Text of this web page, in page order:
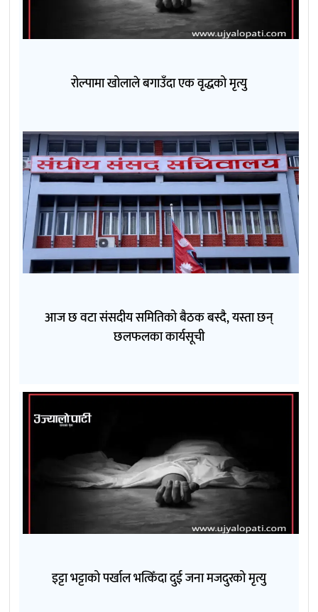
रोल्पामा खोलाले बगाउँदा एक वृद्धको मृत्यु
आज छ वटा संसदीय समितिको बैठक बस्दै, यस्ता छन्
छलफलका कार्यसूची
इट्टा भट्टाको पर्खाल भत्किँदा दुई जना मजदुरको मृत्यु